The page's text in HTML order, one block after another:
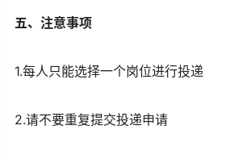
五、注意事项
1.每人只能选择一个岗位进行投递
2.请不要重复提交投递申请